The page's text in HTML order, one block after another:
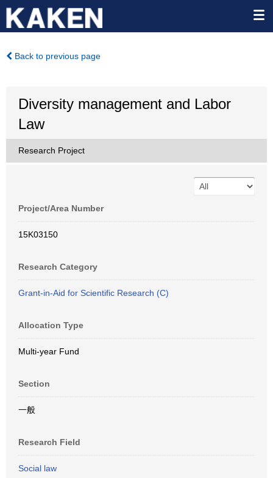
Back to previous page
Diversity management and Labor
Law
Research Project
Project/Area Number
15K03150
Research Category
Grant-in-Aid for Scientific Research (C)
Allocation Type
Multi-year Fund
Section
一般
Research Field
Social law